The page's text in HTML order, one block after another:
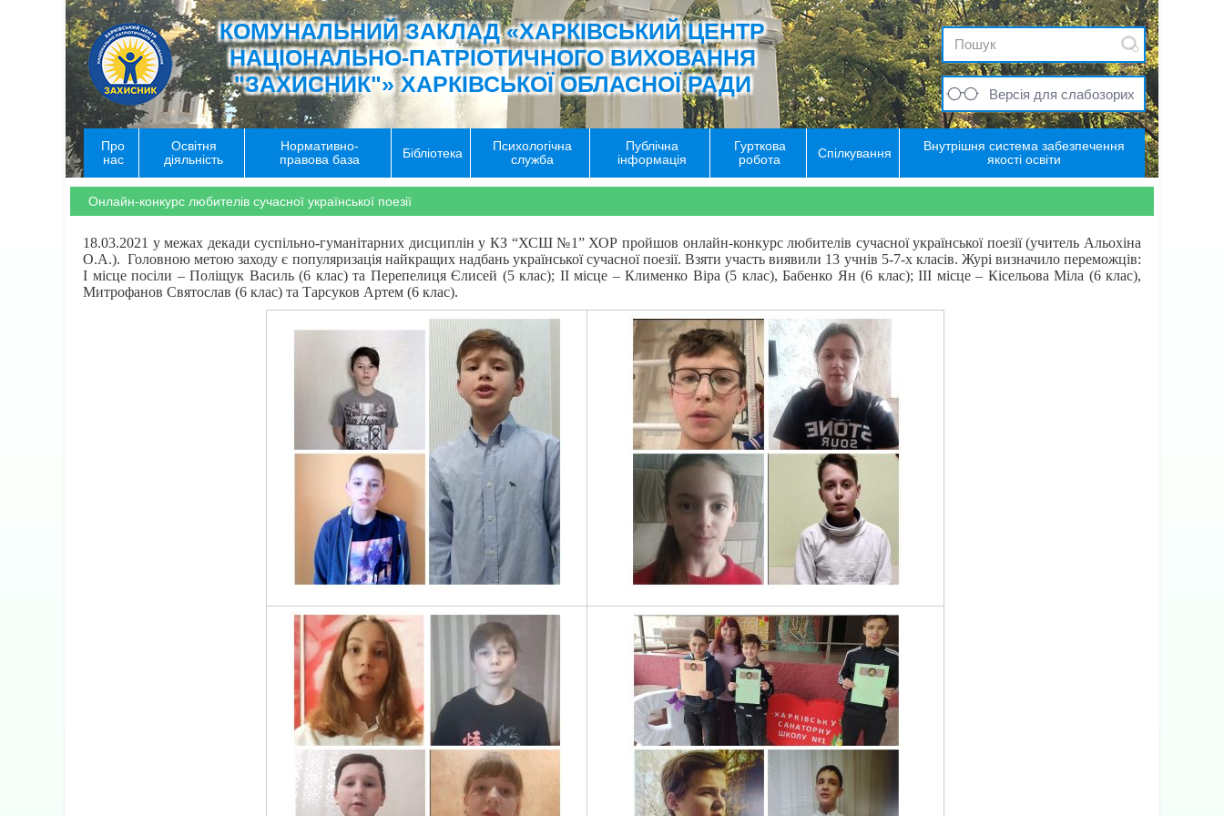
КОМУНАЛЬНИЙ ЗАКЛАД «ХАРКІВСЬКИЙ ЦЕНТР
НАЦІОНАЛЬНО-ПАТРІОТИЧНОГО ВИХОВАННЯ
"ЗАХИСНИК"» ХАРКІВСЬКОЇ ОБЛАСНОЇ РАДИ
Версія для слабозорих
Про
нас
Освітня
діяльність
Нормативно-
правова база
Бібліотека
Психологічна
служба
Публічна
інформація
Гурткова
робота
Спілкування
Внутрішня система забезпечення
якості освіти
Онлайн-конкурс любителів сучасної української поезії
18.03.2021 у межах декади суспільно-гуманітарних дисциплін у КЗ “ХСШ №1” ХОР пройшов онлайн-конкурс любителів сучасної української поезії (учитель Альохіна
О.А.). Головною метою заходу є популяризація найкращих надбань української сучасної поезії. Взяти участь виявили 13 учнів 5-7-х класів. Журі визначило переможців:
І місце посіли – Поліщук Василь (6 клас) та Перепелиця Єлисей (5 клас); ІІ місце – Клименко Віра (5 клас), Бабенко Ян (6 клас); ІІІ місце – Кісельова Міла (6 клас),
Митрофанов Святослав (6 клас) та Тарсуков Артем (6 клас).